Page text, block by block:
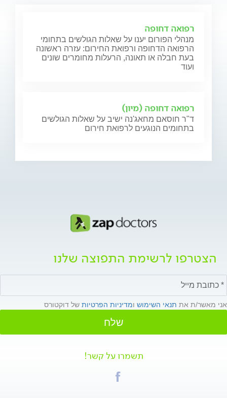
רפואה דחופה
מנהלי הפורום יענו על שאלות הגולשים בתחומי
הרפואה הדחופה ורפואת החירום: עזרה ראשונה
בעת חבלה או תאונה, הרעלות מחומרים שונים
ועוד
רפואה דחופה (מיון)
ד"ר חוסאם מחאג'נה ישיב על שאלות הגולשים
בתחומים הנוגעים לרפואת חירום
הצטרפו לרשימת התפוצה שלנו
אני מאשר/ת את תנאי השימוש ומדיניות הפרטיות של דוקטורס
שלח
תשמרו על קשר!